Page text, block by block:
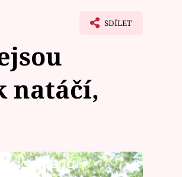
SDÍLET
natáčí,
dostupná.
Vinaři, je